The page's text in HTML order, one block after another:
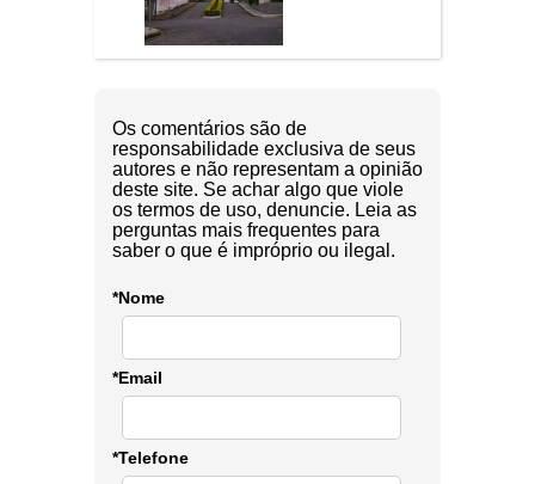
Os comentários são de
responsabilidade exclusiva de seus
autores e não representam a opinião
deste site. Se achar algo que viole
os termos de uso, denuncie. Leia as
perguntas mais frequentes para
saber o que é impróprio ou ilegal.
*Nome
*Email
*Telefone